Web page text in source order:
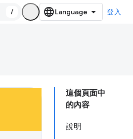
/ 登入
這個頁面中
的內容
說明